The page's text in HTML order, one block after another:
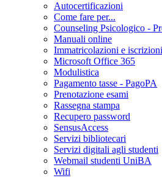
Autocertificazioni
Come fare per...
Counseling Psicologico -
Manuali online
Immatricolazioni e iscrizioni
Microsoft Office 365
Modulistica
Pagamento tasse - PagoPA
Prenotazione esami
Rassegna stampa
Recupero password
SensusAccess
Servizi bibliotecari
Servizi digitali agli studenti
Webmail studenti UniBA
Wifi